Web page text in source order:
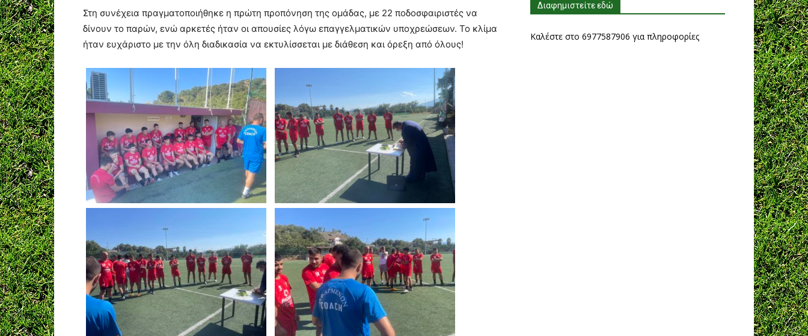
Στη συνέχεια πραγματοποιήθηκε η πρώτη προπόνηση της ομάδας, με 22 ποδοσφαιριστές να
δίνουν το παρών, ενώ αρκετές ήταν οι απουσίες λόγω επαγγελματικών υποχρεώσεων. Το κλίμα
ήταν ευχάριστο με την όλη διαδικασία να εκτυλίσσεται με διάθεση και όρεξη από όλους!
Διαφημιστείτε εδώ
Καλέστε στο 6977587906 για πληροφορίες